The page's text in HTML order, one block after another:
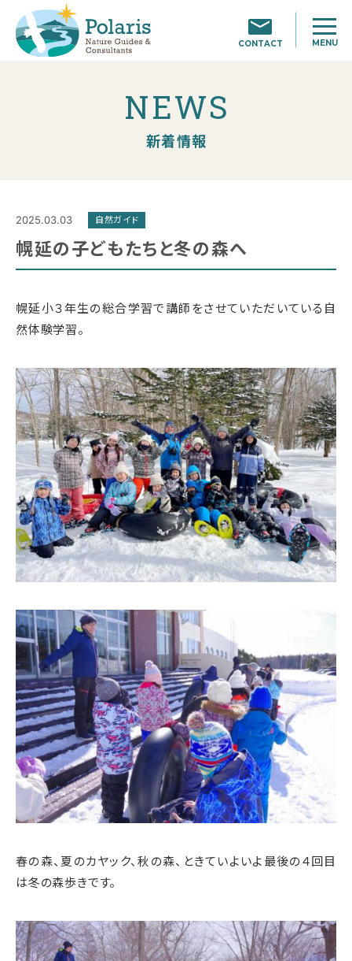
CONTACT MENU
NEWS
新着情報
2025.03.03 自然ガイド
幌延の子どもたちと冬の森へ
幌延小３年生の総合学習で講師をさせていただいている自
然体験学習。
春の森、夏のカヤック、秋の森、ときていよいよ最後の４回目
は冬の森歩きです。